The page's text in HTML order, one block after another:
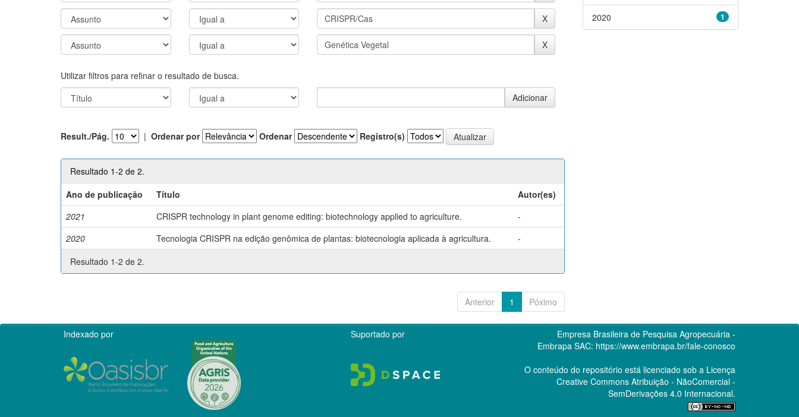
Utilizar filtros para refinar o resultado de busca.
Result./Pág. | Ordenar por Ordenar Registro(s)
Resultado 1-2 de 2.
Ano de publicação
Título
Autor(es)
2021
CRISPR technology in plant genome editing: biotechnology applied to agriculture.
-
2020
Tecnologia CRISPR na edição genômica de plantas: biotecnologia aplicada à agricultura.
-
Resultado 1-2 de 2.
Anterior 1 Póximo
1
2020
Indexado por Suportado por
Empresa Brasileira de Pesquisa Agropecuária -
Embrapa SAC: https://www.embrapa.br/fale-conosco
O conteúdo do repositório está licenciado sob a Licença
Creative CommonsAtribuição - NãoComercial -
SemDerivações 4.0 Internacional.